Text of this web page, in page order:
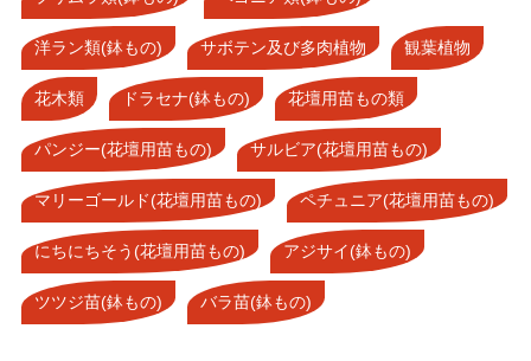
洋ラン類(鉢もの) サボテン及び多肉植物 観葉植物
花木類 ドラセナ(鉢もの) 花壇用苗もの類
パンジー(花壇用苗もの) サルビア(花壇用苗もの)
マリーゴールド(花壇用苗もの) ペチュニア(花壇用苗もの)
にちにちそう(花壇用苗もの) アジサイ(鉢もの)
ツツジ苗(鉢もの) バラ苗(鉢もの)